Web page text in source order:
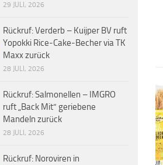
29 JULI, 2026
Rückruf: Verderb – Kuijper BV ruft
Yopokki Rice-Cake-Becher via TK
Maxx zurück
28 JULI, 2026
Rückruf: Salmonellen – IMGRO
ruft „Back Mit“ geriebene
Mandeln zurück
28 JULI, 2026
Rückruf: Noroviren in